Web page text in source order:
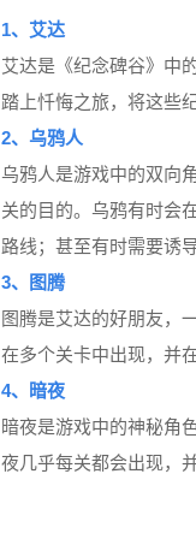
1、艾达
艾达是《纪念碑谷》中
踏上忏悔之旅，将这些
2、乌鸦人
乌鸦人是游戏中的双向
关的目的。乌鸦有时会
路线；甚至有时需要诱
3、图腾
图腾是艾达的好朋友，
在多个关卡中出现，并
4、暗夜
暗夜是游戏中的神秘角
夜几乎每关都会出现，